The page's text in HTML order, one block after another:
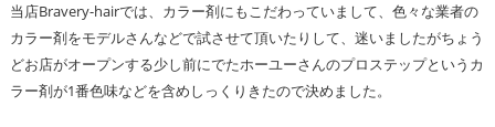
当店Bravery-hairでは、カラー剤にもこだわっていまして、色々な業者の
カラー剤をモデルさんなどで試させて頂いたりして、迷いましたがちょう
どお店がオープンする少し前にでたホーユーさんのプロステップというカ
ラー剤が1番色味などを含めしっくりきたので決めました。